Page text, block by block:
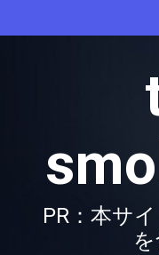
to
PR：本サ